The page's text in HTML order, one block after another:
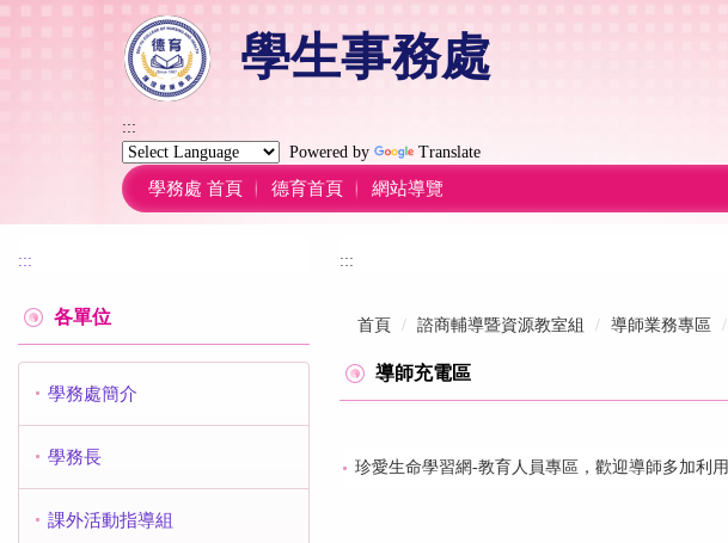
學生事務處
:::
Powered by
Translate
學務處 首頁 德育首頁 網站導覽
:::
各單位
學務處簡介
學務長
課外活動指導組
:::
首頁 諮商輔導暨資源教室組 導師業務專區
導師充電區
珍愛生命學習網-教育人員專區，歡迎導師多加利用